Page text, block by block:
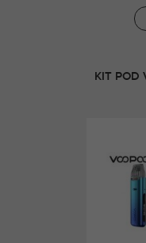
KIT POD